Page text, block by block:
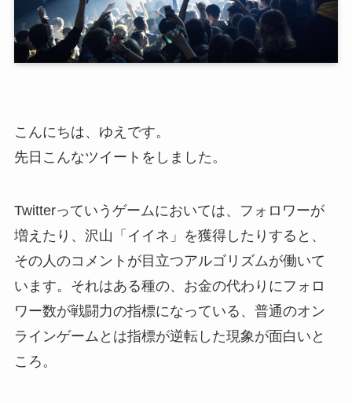
こんにちは、ゆえです。
先日こんなツイートをしました。
Twitterっていうゲームにおいては、フォロワーが
増えたり、沢山「イイネ」を獲得したりすると、
その人のコメントが目立つアルゴリズムが働いて
います。それはある種の、お金の代わりにフォロ
ワー数が戦闘力の指標になっている、普通のオン
ラインゲームとは指標が逆転した現象が面白いと
ころ。